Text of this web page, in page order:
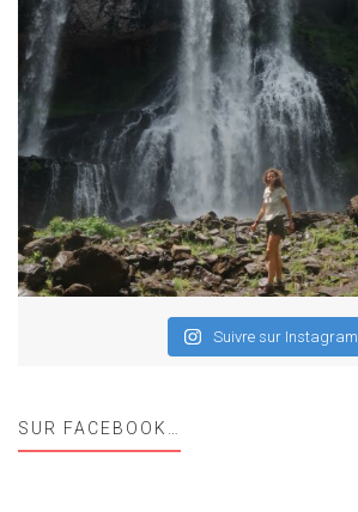
Suivre sur Instagram
SUR FACEBOOK…